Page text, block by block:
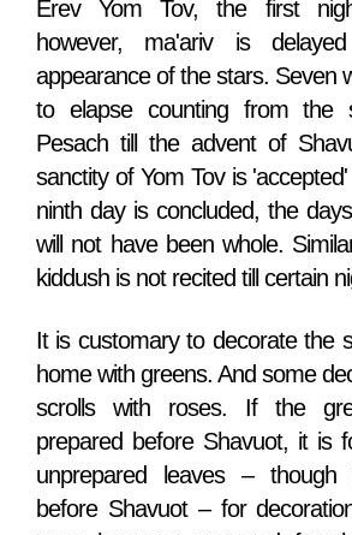
Erev Yom Tov, the first
however, ma'ariv is
appearance of the stars. Seven
to elapse counting from the
Pesach till the advent of
sanctity of Yom Tov is
ninth day is concluded, the
will not have been whole.
kiddush is not recited till certain
It is customary to decorate the
home with greens. And some
scrolls with roses. If the
prepared before Shavuot, it is
unprepared leaves –
before Shavuot – for